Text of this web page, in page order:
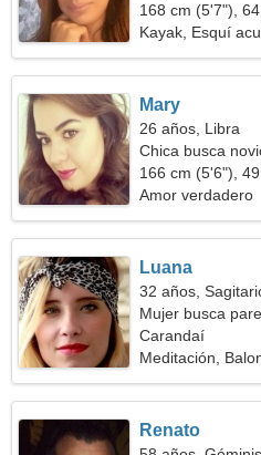
168 cm (5'7"),
Kayak, Esquí
Mary
26 años, Libra
Chica busca
166 cm (5'6"),
Amor verdadero
Luana
32 años,
Mujer busca
Carandaí
Meditación,
Renato